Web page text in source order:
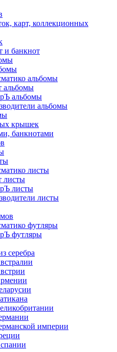
карт, коллекционных
и банкнот
альбомы
альбомы
альбомы
альбомы
крышек
банкнотами
листы
листы
листы
листы
футляры
футляры
серебра
империи